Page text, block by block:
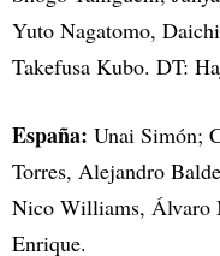
Yuto Nagatomo,
Takefusa Kubo. DT:
España: Unai Simón;
Torres, Alejandro
Nico Williams, Álvaro
Enrique.